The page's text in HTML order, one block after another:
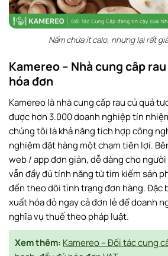
Nấm chứa ít calo, nhưng lại rất
Kamereo – Nhà cung câp
hóa đơn
Kamereo là nhà cung cấp rau củ quả
được hơn 3.000 doanh nghiệp tín
chúng tôi là khả năng tích hợp công
nghiệm đặt hàng một chạm tiện lợi.
web / app đơn giản, dễ dàng cho
vẫn đầy đủ tính năng từ tìm kiếm sản
đến theo dõi tình trạng đơn hàng. Đặc
xuất hóa đỏ ngay cả đơn lẻ để doanh
nghĩa vụ thuế theo pháp luật.
Xem thêm: Kamereo – Đối tác cung